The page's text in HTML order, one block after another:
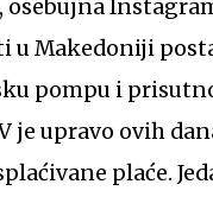
u Makedoniji
pompu i
je upravo ovih
plaće.